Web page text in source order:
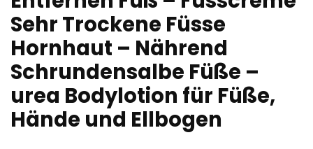
Sehr Trockene Füsse
Hornhaut – Nährend
Schrundensalbe Füße –
urea Bodylotion für Füße,
Hände und Ellbogen